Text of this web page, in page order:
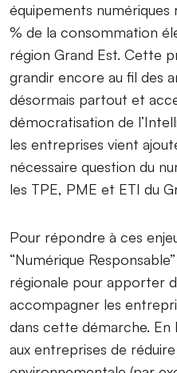
équipements numériques
% de la consommation
région Grand Est. Cette
grandir encore au fil des
désormais partout et
démocratisation de
les entreprises vient
nécessaire question du
les TPE, PME et ETI du
Pour répondre à ces
“Numérique
régionale pour apporter
accompagner les
dans cette démarche.
aux entreprises de